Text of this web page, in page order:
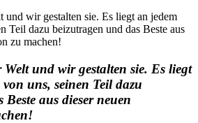
und wir gestalten sie. Es liegt an jedem
Teil dazu beizutragen und das Beste aus
zu machen!
und wir gestalten sie. Es liegt
uns, seinen Teil dazu
aus dieser neuen